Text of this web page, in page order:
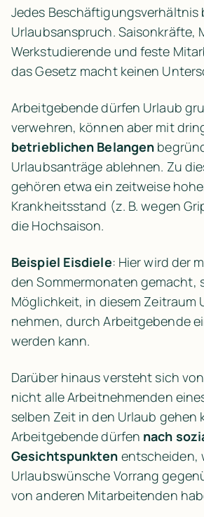
Jedes Beschäftigungsverhältnis
Urlaubsanspruch. Saisonkräfte,
Werkstudierende und feste
das Gesetz macht keinen
Arbeitgebende dürfen Urlaub
betrieblichen Belangen
Urlaubsanträge ablehnen. Zu
gehören etwa ein zeitweise
Krankheitsstand (z. B. wegen
die Hochsaison.
Beispiel Eisdiele: Hier wird der
den Sommermonaten gemacht,
Möglichkeit, in diesem Zeitraum
nehmen, durch Arbeitgebende
werden kann.
Darüber hinaus versteht sich
nicht alle Arbeitnehmenden
selben Zeit in den Urlaub gehen
Arbeitgebende dürfen nach
Gesichtspunkten entscheiden,
Urlaubswünsche Vorrang
von anderen Mitarbeitenden